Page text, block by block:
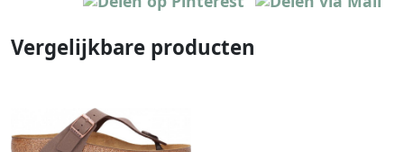
Vergelijkbare producten